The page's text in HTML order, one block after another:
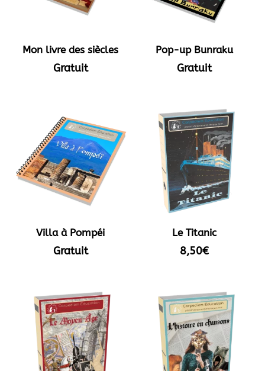
Mon livre des siècles
Gratuit
Pop-up Bunraku
Gratuit
Villa à Pompéi
Gratuit
Le Titanic
8,50€